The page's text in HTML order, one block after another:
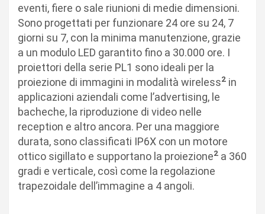
eventi, fiere o sale riunioni di medie dimensioni.
Sono progettati per funzionare 24 ore su 24, 7
giorni su 7, con la minima manutenzione, grazie
a un modulo LED garantito fino a 30.000 ore. I
proiettori della serie PL1 sono ideali per la
proiezione di immagini in modalità wireless2 in
applicazioni aziendali come l’advertising, le
bacheche, la riproduzione di video nelle
reception e altro ancora. Per una maggiore
durata, sono classificati IP6X con un motore
ottico sigillato e supportano la proiezione2 a 360
gradi e verticale, così come la regolazione
trapezoidale dell’immagine a 4 angoli.